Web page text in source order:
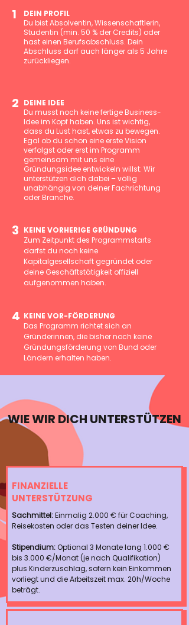
1
DEIN PROFIL
Du bist Absolventin, Wissenschaftlerin,
Studentin (min. 50 % der Credits) oder
hast einen Berufsabschluss. Dein
Abschluss darf auch länger als 5 Jahre
zurückliegen.
2 DEINE IDEE
Du musst noch keine fertige Business-
Idee im Kopf haben. Uns ist wichtig,
dass du Lust hast, etwas zu bewegen.
Egal ob du schon eine erste Vision
verfolgst oder erst im Programm
gemeinsam mit uns eine
Gründungsidee entwickeln willst: Wir
unterstützen dich dabei – völlig
unabhängig von deiner Fachrichtung
oder Branche.
3 KEINE VORHERIGE GRÜNDUNG
​Zum Zeitpunkt des Programmstarts
darfst du noch keine
Kapitalgesellschaft gegründet oder
deine Geschäftstätigkeit offiziell
aufgenommen haben.
4 KEINE VOR-FÖRDERUNG
Das Programm richtet sich an
Gründerinnen, die bisher noch keine
Gründungsförderung von Bund oder
Ländern erhalten haben.
WIE WIR DICH UNTERSTÜTZEN
FINANZIELLE
UNTERSTÜTZUNG
Sachmittel:Einmalig 2.000 € für Coaching,
Reisekosten oder das Testen deiner Idee.
Stipendium:Optional 3 Monate lang 1.000 €
bis 3.000 €/Monat (je nach Qualifikation)
plus Kinderzuschlag, sofern kein Einkommen
vorliegt und die Arbeitszeit max. 20h/Woche
beträgt.